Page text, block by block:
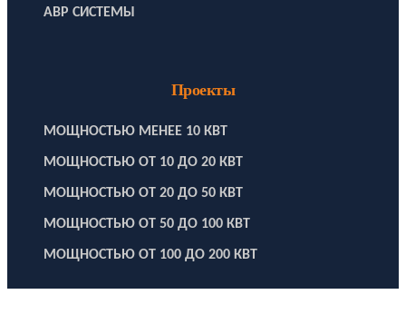
АВР СИСТЕМЫ
Проекты
МОЩНОСТЬЮ МЕНЕЕ 10 КВТ
МОЩНОСТЬЮ ОТ 10 ДО 20 КВТ
МОЩНОСТЬЮ ОТ 20 ДО 50 КВТ
МОЩНОСТЬЮ ОТ 50 ДО 100 КВТ
МОЩНОСТЬЮ ОТ 100 ДО 200 КВТ